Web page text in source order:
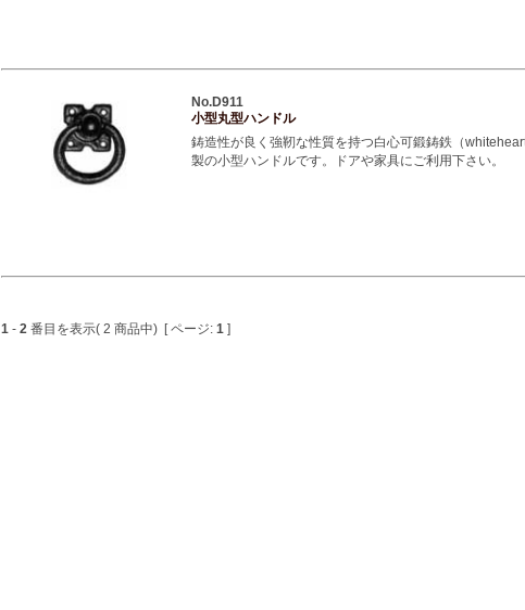
No.D911
小型丸型ハンドル
鋳造性が良く強靭な性質を持つ白心可鍛鋳鉄（
製の小型ハンドルです。ドアや家具にご利用下さい。
1 - 2 番目を表示( 2 商品中) [ ページ: 1 ]